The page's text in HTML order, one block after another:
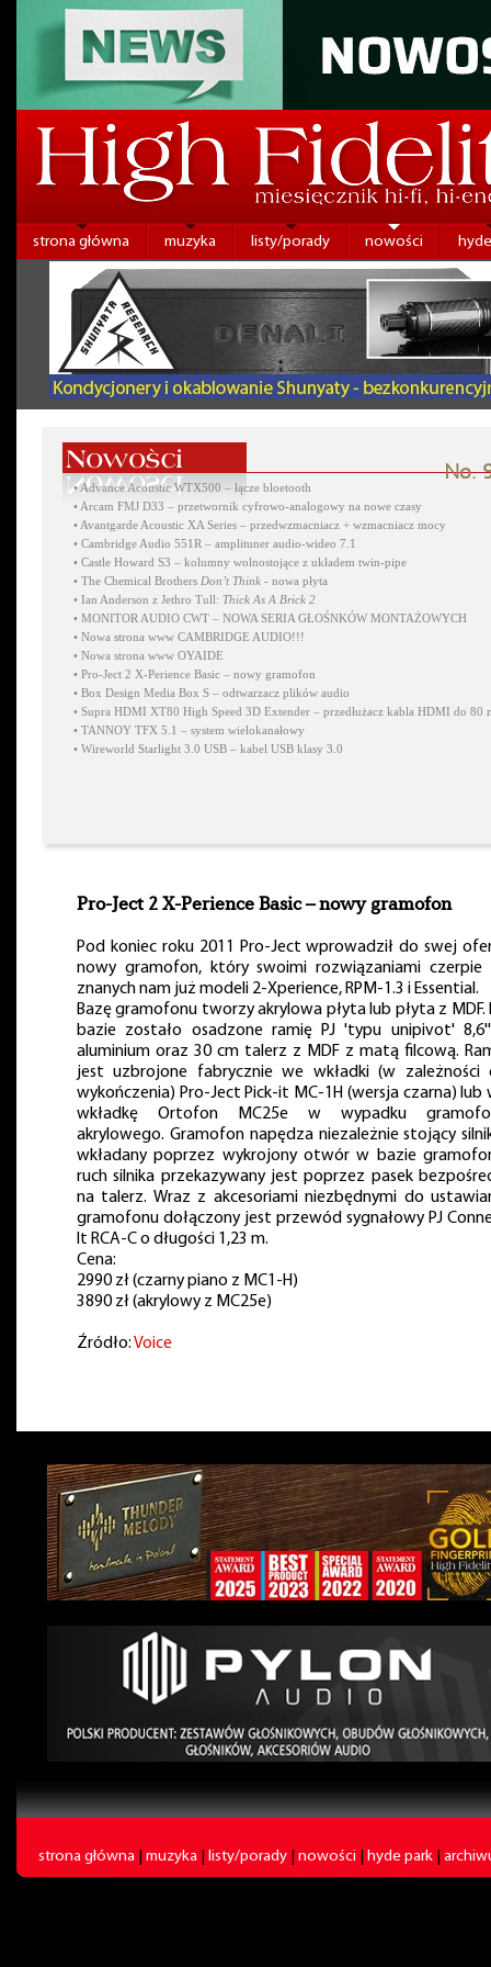
strona główna muzyka listy/porady nowości
No.
•Advance Acoustic WTX500 – łącze bloetooth
• Arcam FMJ D33 – przetwornik cyfrowo-analogowy na nowe czasy
• Avantgarde Acoustic XA Series – przedwzmacniacz + wzmacniacz mocy
• Cambridge Audio 551R – amplituner audio-wideo 7.1
• Castle Howard S3 – kolumny wolnostojące z układem twin-pipe
• The Chemical Brothers Don’t Think - nowa płyta
• Ian Anderson z Jethro Tull: Thick As A Brick 2
• MONITOR AUDIO CWT – NOWA SERIA GŁOŚNKÓW MONTAŻOWYCH
• Nowa strona www CAMBRIDGE AUDIO!!!
• Nowa strona www OYAIDE
• Pro-Ject 2 X-Perience Basic – nowy gramofon
• Box Design Media Box S – odtwarzacz plików audio
• Supra HDMI XT80 High Speed 3D Extender – przedłużacz kabla HDMI do 80
• TANNOY TFX 5.1 – system wielokanałowy
• Wireworld Starlight 3.0 USB – kabel USB klasy 3.0
Pro-Ject 2 X-Perience Basic – nowy gramofon
Pod koniec roku 2011 Pro-Ject wprowadził do swej
nowy gramofon, który swoimi rozwiązaniami czerpie
znanych nam już modeli 2-Xperience, RPM-1.3 i Essential.
Bazę gramofonu tworzy akrylowa płyta lub płyta z MDF.
bazie zostało osadzone ramię PJ 'typu unipivot'
aluminium oraz 30 cm talerz z MDF z matą filcową.
jest uzbrojone fabrycznie we wkładki (w zależności
wykończenia) Pro-Ject Pick-it MC-1H (wersja czarna) lub
wkładkę Ortofon MC25e w wypadku
akrylowego. Gramofon napędza niezależnie stojący
wkładany poprzez wykrojony otwór w bazie
ruch silnika przekazywany jest poprzez pasek
na talerz. Wraz z akcesoriami niezbędnymi do
gramofonu dołączony jest przewód sygnałowy PJ
It RCA-C o długości 1,23 m.
Cena:
2990 zł (czarny piano z MC1-H)
3890 zł (akrylowy z MC25e)
Źródło:Voice
strona główna muzyka listy/porady nowości hyde park